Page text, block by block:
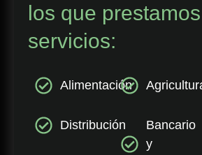
los que prestamos
servicios:
Alimentación
Distribución
Bancario
y